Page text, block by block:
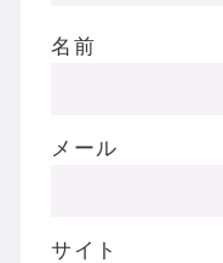
名前
メール
サイト